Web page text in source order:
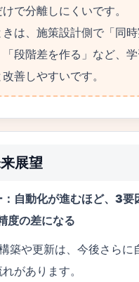
で分離しにくいです。
きは、施策設計側で「同
「段階差を作る」など、
善しやすいです。
展望
自動化が進むほど、3要
度の差になる
築や更新は、今後さらに
があります。